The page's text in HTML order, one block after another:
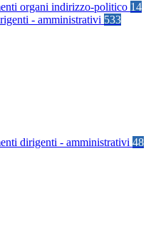
organi indirizzo-politico 14
- amministrativi 533
dirigenti - amministrativi 48